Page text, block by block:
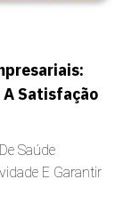
Satisfação
Saúde
E Garantir